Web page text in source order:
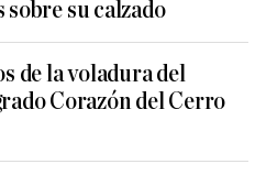
su calzado
de la voladura del
Corazón del Cerro